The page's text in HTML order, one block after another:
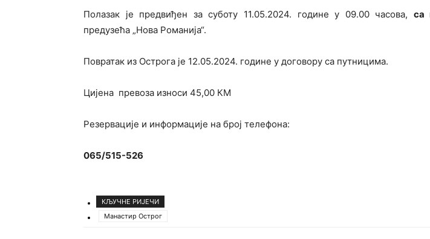
Полазак је предвиђен за суботу 11.05.2024. године у 09.00 часова, са
предузећа „Нова Романија“.
Повратак из Острога је 12.05.2024. године у договору са путницима.
Цијена превоза износи 45,00 КМ
Резервације и информације на број телефона:
065/515-526
КЉУЧНЕ РИЈЕЧИ
Манастир Острог